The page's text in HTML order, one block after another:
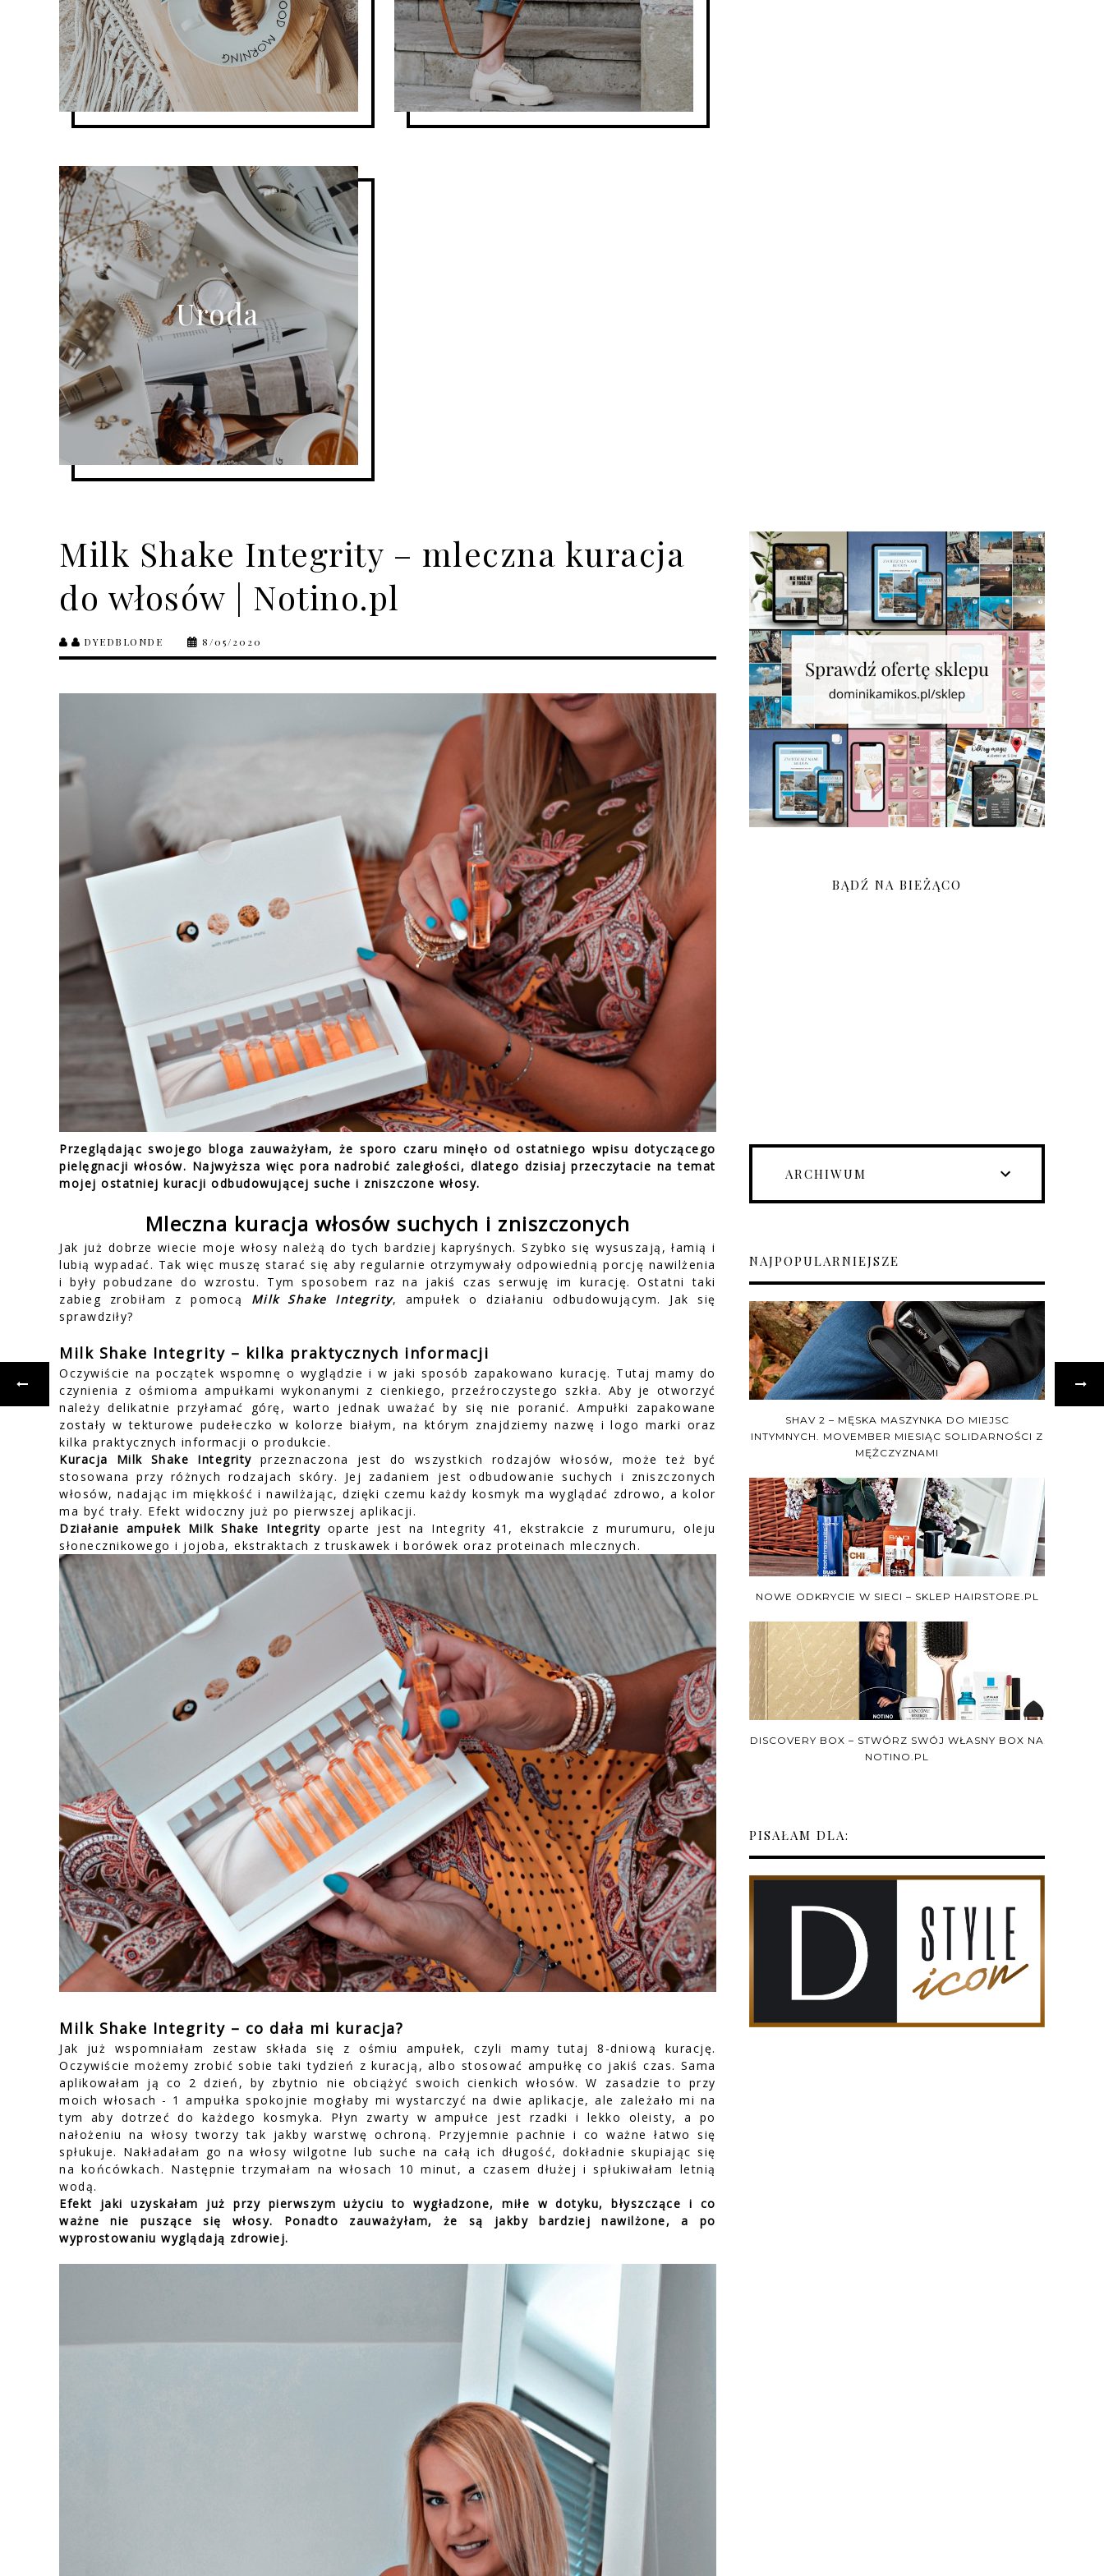
Uroda
Milk Shake Integrity – mleczna kuracja
do włosów | Notino.pl
DYEDBLONDE 8/05/2020
Przeglądając swojego bloga zauważyłam, że sporo czaru minęło od ostatniego wpisu dotyczącego
pielęgnacji włosów. Najwyższa więc pora nadrobić zaległości, dlatego dzisiaj przeczytacie na temat
mojej ostatniej kuracji odbudowującej suche i zniszczone włosy.
Mleczna kuracja włosów suchych i zniszczonych
Jak już dobrze wiecie moje włosy należą do tych bardziej kapryśnych. Szybko się wysuszają, łamią i
lubią wypadać. Tak więc muszę starać się aby regularnie otrzymywały odpowiednią porcję nawilżenia
i były pobudzane do wzrostu. Tym sposobem raz na jakiś czas serwuję im kurację. Ostatni taki
zabieg zrobiłam z pomocą Milk Shake Integrity, ampułek o działaniu odbudowującym. Jak się
sprawdziły?
Milk Shake Integrity – kilka praktycznych informacji
Oczywiście na początek wspomnę o wyglądzie i w jaki sposób zapakowano kurację. Tutaj mamy do
czynienia z ośmioma ampułkami wykonanymi z cienkiego, przeźroczystego szkła. Aby je otworzyć
należy delikatnie przyłamać górę, warto jednak uważać by się nie poranić. Ampułki zapakowane
zostały w tekturowe pudełeczko w kolorze białym, na którym znajdziemy nazwę i logo marki oraz
kilka praktycznych informacji o produkcie.
Kuracja Milk Shake Integrity przeznaczona jest do wszystkich rodzajów włosów, może też być
stosowana przy różnych rodzajach skóry. Jej zadaniem jest odbudowanie suchych i zniszczonych
włosów, nadając im miękkość i nawilżając, dzięki czemu każdy kosmyk ma wyglądać zdrowo, a kolor
ma być trały. Efekt widoczny już po pierwszej aplikacji.
Działanie ampułek Milk Shake Integrity oparte jest na Integrity 41, ekstrakcie z murumuru, oleju
słonecznikowego i jojoba, ekstraktach z truskawek i borówek oraz proteinach mlecznych.
Milk Shake Integrity – co dała mi kuracja?
Jak już wspomniałam zestaw składa się z ośmiu ampułek, czyli mamy tutaj 8-dniową kurację.
Oczywiście możemy zrobić sobie taki tydzień z kuracją, albo stosować ampułkę co jakiś czas. Sama
aplikowałam ją co 2 dzień, by zbytnio nie obciążyć swoich cienkich włosów. W zasadzie to przy
moich włosach - 1 ampułka spokojnie mogłaby mi wystarczyć na dwie aplikacje, ale zależało mi na
tym aby dotrzeć do każdego kosmyka. Płyn zwarty w ampułce jest rzadki i lekko oleisty, a po
nałożeniu na włosy tworzy tak jakby warstwę ochroną. Przyjemnie pachnie i co ważne łatwo się
spłukuje. Nakładałam go na włosy wilgotne lub suche na całą ich długość, dokładnie skupiając się
na końcówkach. Następnie trzymałam na włosach 10 minut, a czasem dłużej i spłukiwałam letnią
wodą.
Efekt jaki uzyskałam już przy pierwszym użyciu to wygładzone, miłe w dotyku, błyszczące i co
ważne nie puszące się włosy. Ponadto zauważyłam, że są jakby bardziej nawilżone, a po
wyprostowaniu wyglądają zdrowiej.
BĄDŹ NA BIEŻĄCO
ARCHIWUM
NAJPOPULARNIEJSZE
SHAV 2 – MĘSKA MASZYNKA DO MIEJSC
INTYMNYCH. MOVEMBER MIESIĄC SOLIDARNOŚCI Z
MĘŻCZYZNAMI
NOWE ODKRYCIE W SIECI – SKLEP HAIRSTORE.PL
DISCOVERY BOX – STWÓRZ SWÓJ WŁASNY BOX NA
NOTINO.PL
PISAŁAM DLA: